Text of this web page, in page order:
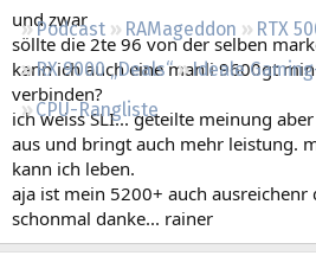
Podcast RAMageddon
RTX
RX 9000 „Deals“
Ideale
CPU-Rangliste
und zwar
söllte die 2te 96 von der selben
kann ich auch eine manli 9600gt
verbinden?
ich weiss SLI... geteilte meinung
aus und bringt auch mehr leistung.
kann ich leben.
aja ist mein 5200+ auch ausreichenr
schonmal danke... rainer